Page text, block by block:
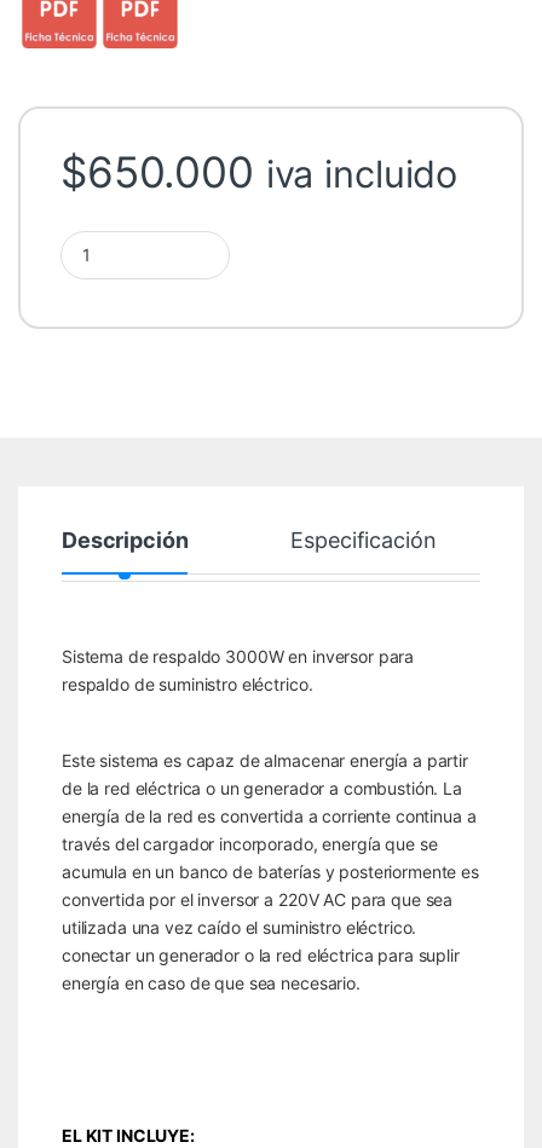
$650.000 iva incluido
Sistema Respaldo Eléctrico 3000w Base quantity
Descripción Especificación
Sistema de respaldo 3000W en inversor para
respaldo de suministro eléctrico.
Este sistema es capaz de almacenar energía a partir
de la red eléctrica o un generador a combustión. La
energía de la red es convertida a corriente continua a
través del cargador incorporado, energía que se
acumula en un banco de baterías y posteriormente es
convertida por el inversor a 220V AC para que sea
utilizada una vez caído el suministro eléctrico.
conectar un generador o la red eléctrica para suplir
energía en caso de que sea necesario.
EL KIT INCLUYE: